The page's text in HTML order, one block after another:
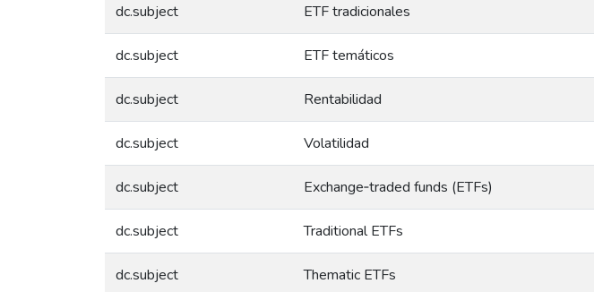
dc.subject ETF tradicionales
dc.subject ETF temáticos
dc.subject Rentabilidad
dc.subject Volatilidad
dc.subject Exchange‑traded funds (ETFs)
dc.subject Traditional ETFs
dc.subject Thematic ETFs